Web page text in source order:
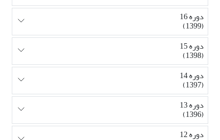
دوره 16
(1399)
دوره 15
(1398)
دوره 14
(1397)
دوره 13
(1396)
دوره 12